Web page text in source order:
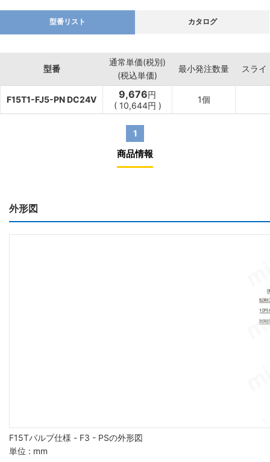
型番リスト カタログ
型番
通常単価(税別)
(税込単価)
最小発注数量 スライ
F15T1-FJ5-PN DC24V 9,676円
( 10,644円 )
1個
1
商品情報
外形図
F15Tバルブ仕様 - F3 - PSの外形図
単位 : mm